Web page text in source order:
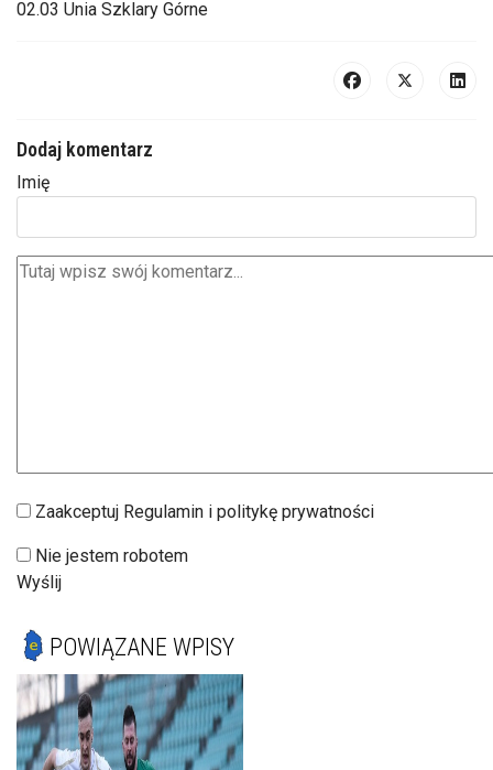
02.03 Unia Szklary Górne
Dodaj komentarz
Imię
Zaakceptuj Regulamin i politykę prywatności
Nie jestem robotem
Wyślij
POWIĄZANE WPISY